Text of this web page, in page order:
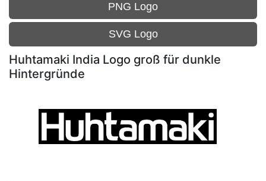
PNG Logo
SVG Logo
Huhtamaki India Logo groß für dunkle
Hintergründe